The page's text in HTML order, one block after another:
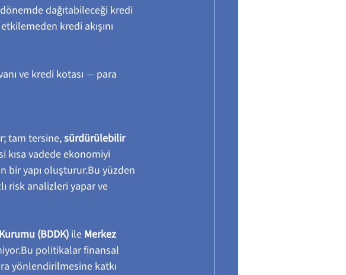
dağıtabileceği kredi
kredi akışını
ve kredi kotası — para
tam tersine, sürdürülebilir
kısa vadede ekonomiyi
bir yapı oluşturur.Bu yüzden
risk analizleri yapar ve
(BDDK) ile Merkez
politikalar finansal
yönlendirilmesine katkı